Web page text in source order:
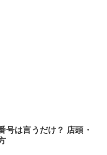
号は言うだけ？ 店頭・